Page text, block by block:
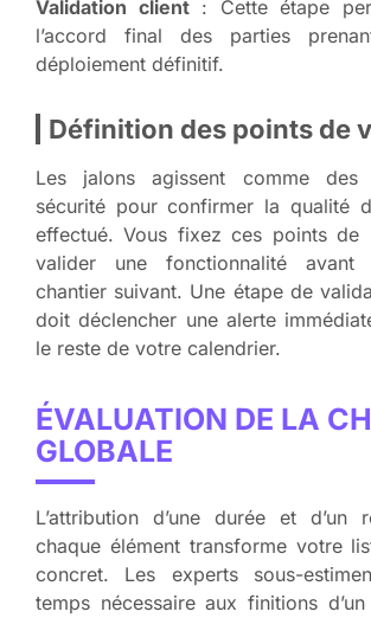
Validation client: Cette étape
l’accord final des parties
déploiement définitif.
Définition des points de
Les jalons agissent comme des
sécurité pour confirmer la qualité
effectué. Vous fixez ces points de
valider une fonctionnalité avant
chantier suivant. Une étape de
doit déclencher une alerte
le reste de votre calendrier.
ÉVALUATION DE LA
GLOBALE
L’attribution d’une durée et d’un
chaque élément transforme votre
concret. Les experts sous-
temps nécessaire aux finitions